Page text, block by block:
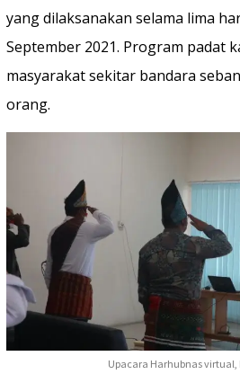
yang dilaksanakan selama lima
September 2021. Program padat
masyarakat sekitar bandara
orang.
Upacara Harhubnas virtual,